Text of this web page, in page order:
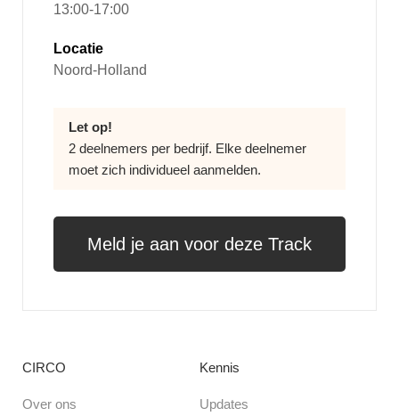
13:00-17:00
Locatie
Noord-Holland
Let op!
2 deelnemers per bedrijf. Elke deelnemer
moet zich individueel aanmelden.
Meld je aan voor deze Track
CIRCO
Over ons
Kennis
Updates